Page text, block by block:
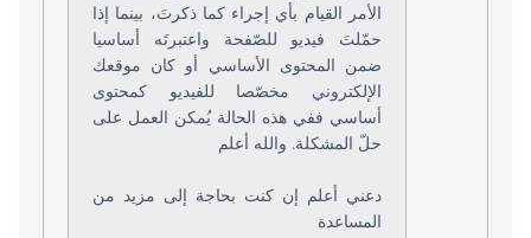
الأمر القيام بأي إجراء كما ذكرتَ، بينما إذا
حمّلتَ فيديو للصّفحة واعتبرتَه أساسيا
ضمن المحتوى الأساسي أو كان موقعك
الإلكتروني مخصّصا للفيديو كمحتوى
أساسي ففي هذه الحالة يُمكن العمل على
حلّ المشكلة. والله أعلم
دعني أعلم إن كنت بحاجة إلى مزيد من
المساعدة